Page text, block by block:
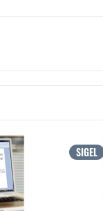
SIGEL